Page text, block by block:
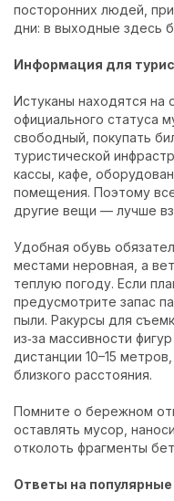
посторонних людей,
дни: в выходные здесь
Информация для
Истуканы находятся на
официального статуса
свободный, покупать
туристической
кассы, кафе,
помещения. Поэтому
другие вещи — лучше
Удобная обувь
местами неровная, а
теплую погоду. Если
предусмотрите запас
пыли. Ракурсы для
из‑за массивности
дистанции 10–15
близкого расстояния.
Помните о бережном
оставлять мусор,
отколоть фрагменты
Ответы на